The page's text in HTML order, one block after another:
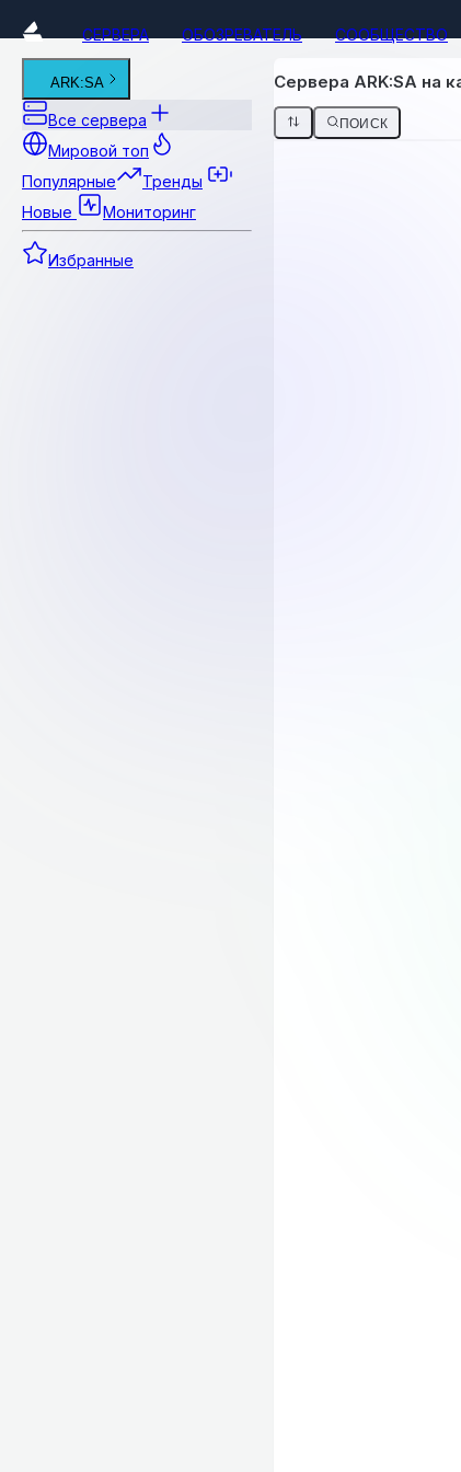
СЕРВЕРА ОБОЗРЕВАТЕЛЬ СООБЩЕСТВО
ARK:SA
Все сервера
Мировой топ
Популярные
Тренды
Новые
Мониторинг
Избранные
Сервера ARK:SA на
ПОИСК